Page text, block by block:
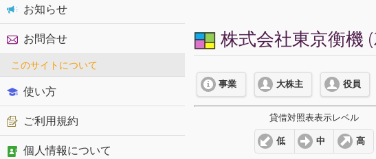
株式会社東京衡機
事業 大株主 役員
貸借対照表表示レベル
低 中 高
お知らせ
お問合せ
このサイトについて
使い方
ご利用規約
個人情報について